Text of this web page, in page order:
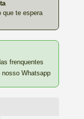
que te espera
frenquentes
Whatsapp